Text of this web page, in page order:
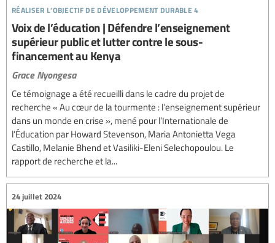
réaliser l’objectif de développement durable 4
Voix de l’éducation | Défendre l’enseignement
supérieur public et lutter contre le sous-
financement au Kenya
Grace Nyongesa
Ce témoignage a été recueilli dans le cadre du projet de
recherche « Au cœur de la tourmente : l’enseignement supérieur
dans un monde en crise », mené pour l’Internationale de
l’Éducation par Howard Stevenson, Maria Antonietta Vega
Castillo, Melanie Bhend et Vasiliki-Eleni Selechopoulou. Le
rapport de recherche et la...
24 juillet 2024